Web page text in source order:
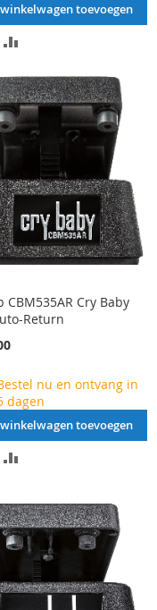
toevoegen
OM
TE
VERGELIJKEN
CBM535AR Cry Baby
Return
nu en ontvang in
dagen
toevoegen
OM
TE
VERGELIJKEN